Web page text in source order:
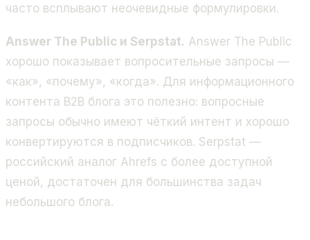
часто всплывают неочевидные формулировки.
Answer The Public и Serpstat. Answer The Public
хорошо показывает вопросительные запросы —
«как», «почему», «когда». Для информационного
контента B2B блога это полезно: вопросные
запросы обычно имеют чёткий интент и хорошо
конвертируются в подписчиков. Serpstat —
российский аналог Ahrefs с более доступной
ценой, достаточен для большинства задач
небольшого блога.